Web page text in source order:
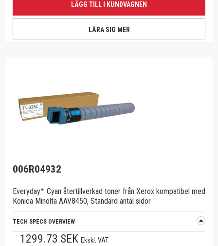
LÄGG TILL I KUNDVAGNEN
LÄRA SIG MER
006R04932
Everyday™ Cyan återtillverkad toner från Xerox kompatibel med
Konica Minolta AAV8450, Standard antal sidor
TECH SPECS OVERVIEW
1299.73 SEK Ekskl. VAT